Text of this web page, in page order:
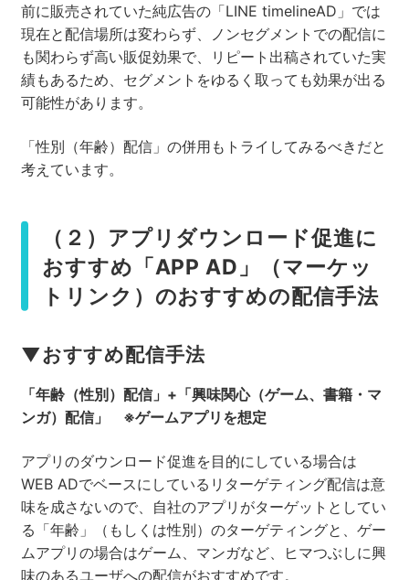
前に販売されていた純広告の「LINE timelineAD」では
現在と配信場所は変わらず、ノンセグメントでの配信に
も関わらず高い販促効果で、リピート出稿されていた実
績もあるため、セグメントをゆるく取っても効果が出る
可能性があります。
「性別（年齢）配信」の併用もトライしてみるべきだと
考えています。
（２）アプリダウンロード促進に
おすすめ「APP AD」（マーケッ
トリンク）のおすすめの配信手法
▼おすすめ配信手法
「年齢（性別）配信」+「興味関心（ゲーム、書籍・マ
ンガ）配信」 ※ゲームアプリを想定
アプリのダウンロード促進を目的にしている場合は
WEB ADでベースにしているリターゲティング配信は意
味を成さないので、自社のアプリがターゲットとしてい
る「年齢」（もしくは性別）のターゲティングと、ゲー
ムアプリの場合はゲーム、マンガなど、ヒマつぶしに興
味のあるユーザへの配信がおすすめです。